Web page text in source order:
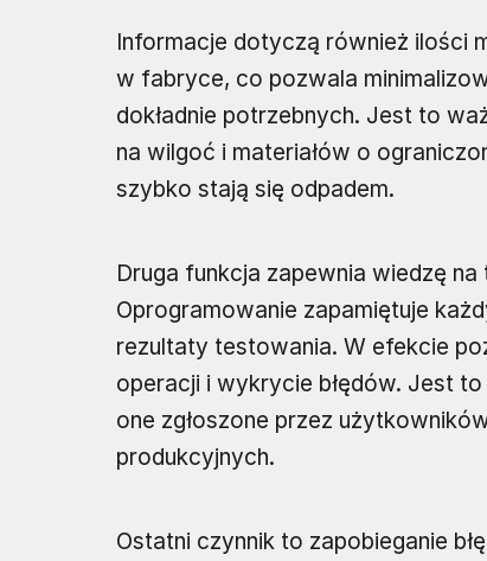
Informacje dotyczą również ilości
w fabryce, co pozwala
dokładnie potrzebnych. Jest to
na wilgoć i materiałów o
szybko stają się odpadem.
Druga funkcja zapewnia wiedzę
Oprogramowanie zapamiętuje
rezultaty testowania. W efekcie
operacji i wykrycie błędów. Jest
one zgłoszone przez
produkcyjnych.
Ostatni czynnik to zapobieganie